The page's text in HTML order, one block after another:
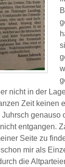
nicht in der
Zeit keinen
genauso
entgangen.
Seite zu
mir als
die